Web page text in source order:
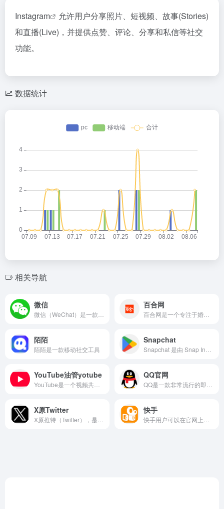
Instagram
允许用户分享照片、短视频、故事(Stories)
和直播(Live)，并提供点赞、评论、分享和私信等社交
功能。
数据统计
相关导航
微信 百合网
陌陌
陌陌是一款移动社交工具
Snapchat
YouTube油管yotube QQ官网
X原Twitter 快手